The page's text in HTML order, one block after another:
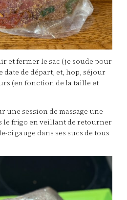
et fermer le sac (je soude pour
date de départ, et, hop, séjour
(en fonction de la taille et
session de massage une
le frigo en veillant de retourner
ci gauge dans ses sucs de tous